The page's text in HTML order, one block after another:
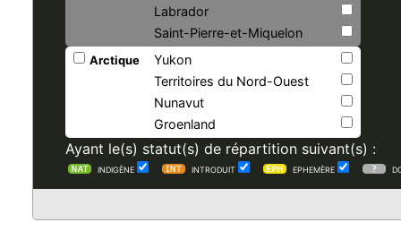
Labrador
Saint-Pierre-et-Miquelon
Arctique
Yukon
Territoires du Nord-Ouest
Nunavut
Groenland
Ayant le(s) statut(s) de répartition suivant(s) :
INDIGÈNE INTRODUIT EPHEMÈRE